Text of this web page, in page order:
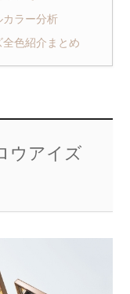
ラー分析
全色紹介まとめ
ウアイズ